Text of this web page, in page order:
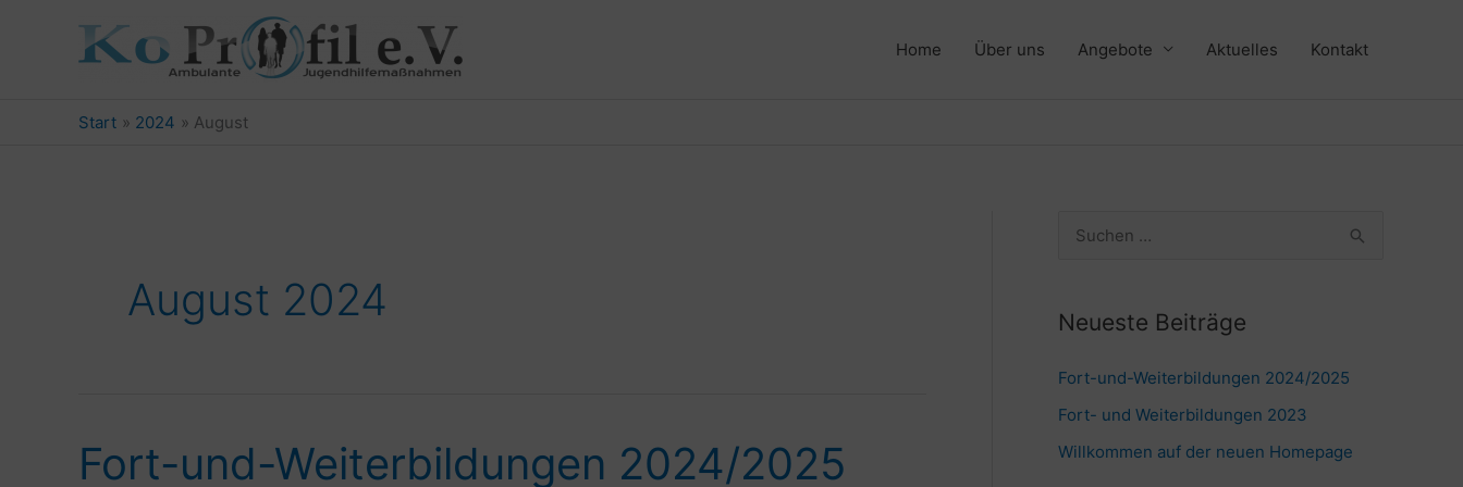
Home Über uns Angebote Aktuelles Kontakt
Start 2024 August
August 2024
Fort-und-Weiterbildungen 2024/2025
Fort-
und-
h
e
Neueste Beiträge
Fort-und-Weiterbildungen 2024/2025
Fort- und Weiterbildungen 2023
Willkommen auf der neuen Homepage